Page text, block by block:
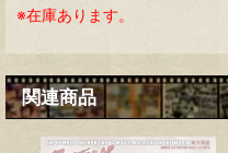
※在庫あります。
関連商品